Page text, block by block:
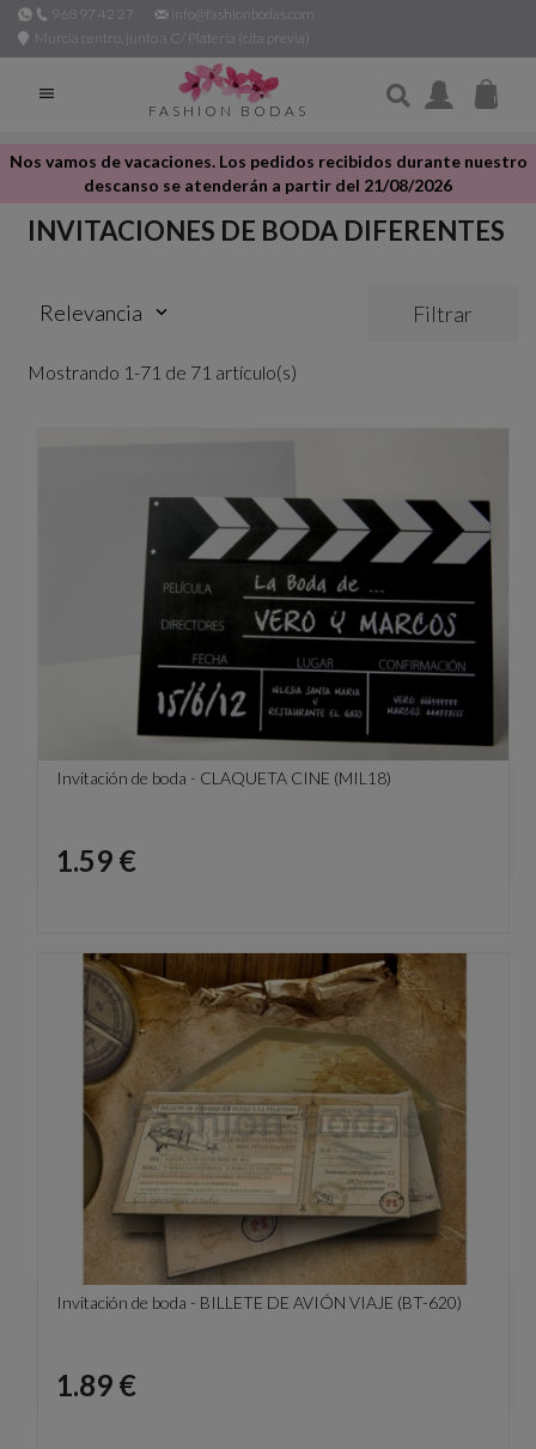
968 97 42 27
info@fashionbodas.com
Murcia centro, junto a C/ Platería (cita previa)

FASHION BODAS
Nos vamos de vacaciones. Los pedidos recibidos durante nuestro
descanso se atenderán a partir del 21/08/2026
INVITACIONES DE BODA DIFERENTES
Relevancia keyboard_arrow_down Filtrar
Mostrando 1-71 de 71 artículo(s)
Invitación de boda - CLAQUETA CINE (MIL18)
Precio
1.59 €
Invitación de boda - BILLETE DE AVIÓN VIAJE (BT-620)
Precio
1.89 €